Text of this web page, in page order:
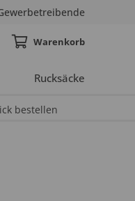
Rucksäcke
bestellen